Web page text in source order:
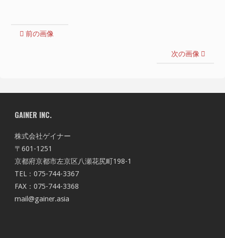
前の画像
次の画像
GAINER INC.
株式会社ゲイナー
〒601-1251
京都府京都市左京区八瀬花尻町198-1
TEL：075-744-3367
FAX：075-744-3368
mail@gainer.asia